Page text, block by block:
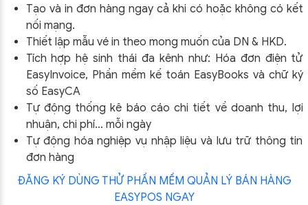
Tạo và in đơn hàng ngay cả khi có hoặc không có kết
nối mạng.
Thiết lập mẫu vé in theo mong muốn của DN & HKD.
Tích hợp hệ sinh thái đa kênh như: Hóa đơn điện tử
EasyInvoice, Phần mềm kế toán EasyBooks và chữ ký
số EasyCA
Tự động thống kê báo cáo chi tiết về doanh thu, lợi
nhuận, chi phí… mỗi ngày
Tự động hóa nghiệp vụ nhập liệu và lưu trữ thông tin
đơn hàng
ĐĂNG KÝ DÙNG THỬ PHẦN MỀM QUẢN LÝ BÁN HÀNG
EASYPOS NGAY